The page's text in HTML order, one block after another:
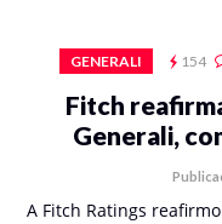
GENERALI 154
Fitch
Generali,
A Fitch Ratings